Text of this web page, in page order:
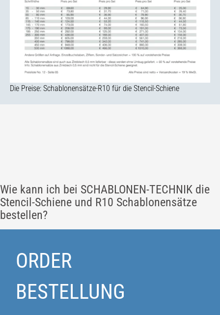
Die Preise: Schablonensätze-R10 für die Stencil-Schiene
Wie kann ich bei SCHABLONEN-TECHNIK die
Stencil-Schiene und R10 Schablonensätze
bestellen?
ORDER
BESTELLUNG